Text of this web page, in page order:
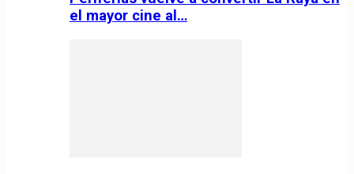
el mayor cine al…